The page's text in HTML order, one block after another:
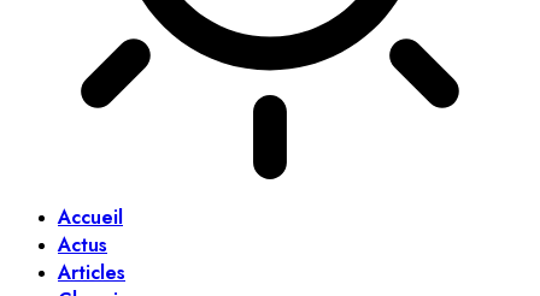
Accueil
Actus
Articles